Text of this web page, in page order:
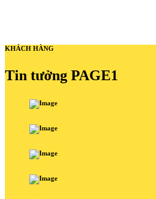
KHÁCH HÀNG
Tin tưởng PAGE1